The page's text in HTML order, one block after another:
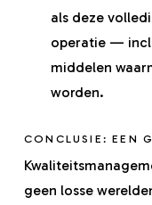
als deze
operatie —
middelen
worden.
CONCLUSIE: EEN
geen losse